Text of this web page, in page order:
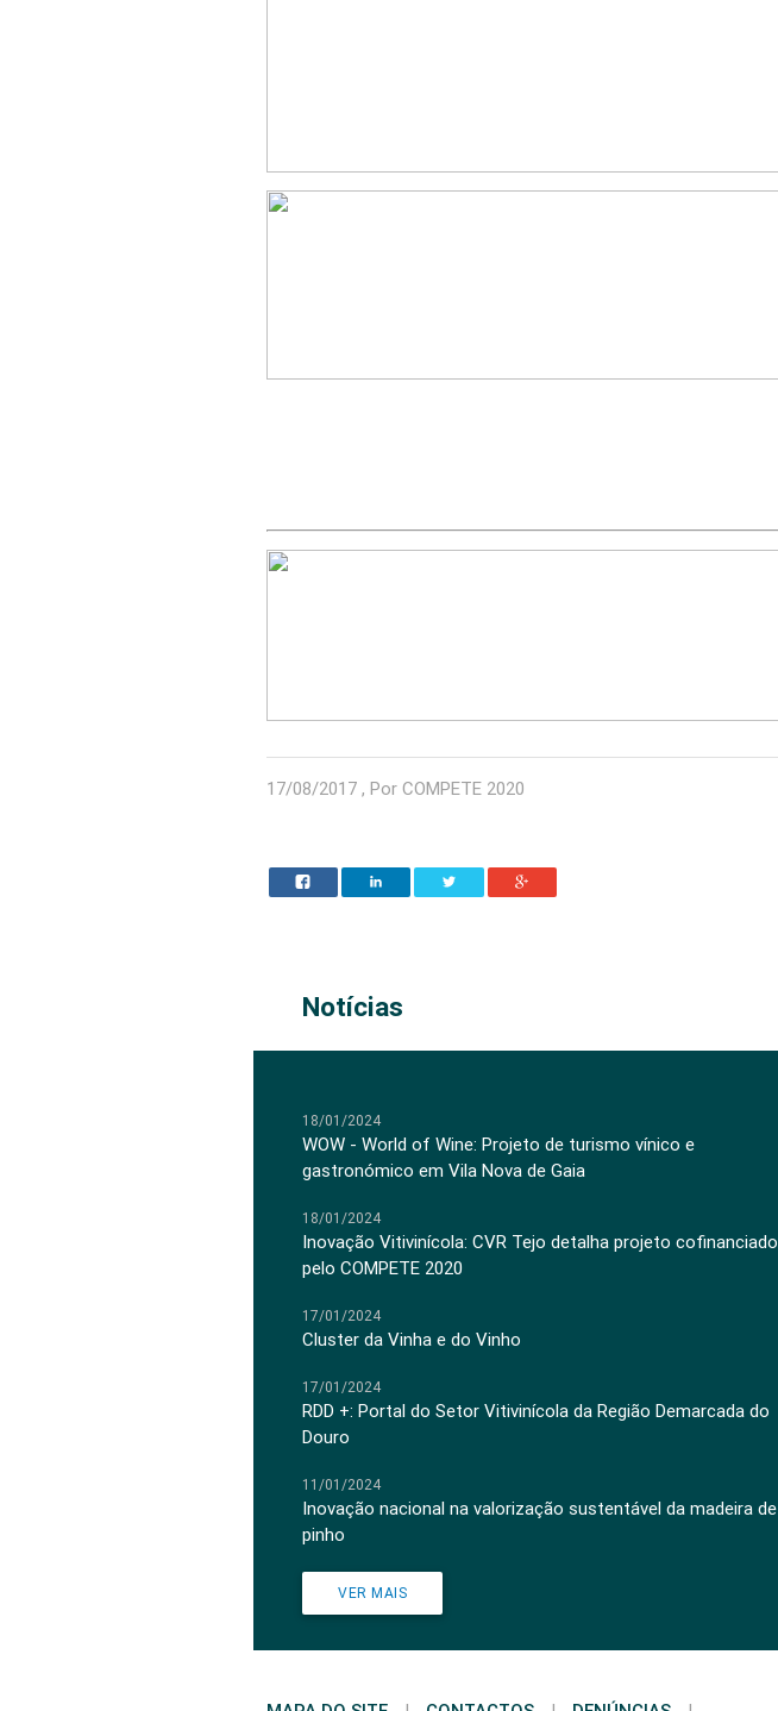
17/08/2017 , Por COMPETE 2020
Notícias
18/01/2024
WOW - World of Wine: Projeto de turismo vínico e
gastronómico em Vila Nova de Gaia
18/01/2024
Inovação Vitivinícola: CVR Tejo detalha projeto cofinanciado
pelo COMPETE 2020
17/01/2024
Cluster da Vinha e do Vinho
17/01/2024
RDD +: Portal do Setor Vitivinícola da Região Demarcada do
Douro
11/01/2024
Inovação nacional na valorização sustentável da madeira de
pinho
VER MAIS